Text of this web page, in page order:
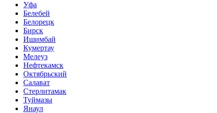
Уфа
Белебей
Белорецк
Бирск
Ишимбай
Кумертау
Мелеуз
Нефтекамск
Октябрьский
Салават
Стерлитамак
Туймазы
Янаул